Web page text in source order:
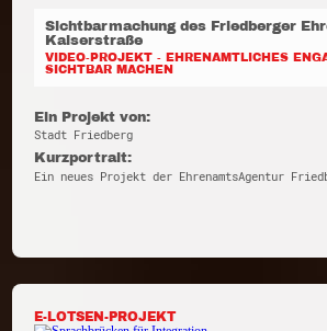
Sichtbarmachung des Friedberger
Kaiserstraße
VIDEO-PROJEKT - EHRENAMTLICHES
SICHTBAR MACHEN
Ein Projekt von:
Stadt Friedberg
Kurzportrait:
Ein neues Projekt der EhrenamtsAgentur
E-LOTSEN-PROJEKT